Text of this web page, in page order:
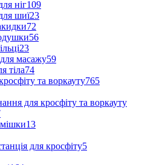
ніг109
шиї23
72
56
23
масажу59
тіла74
та воркауту765
для кросфіту та воркауту
мішки13
для кросфіту5